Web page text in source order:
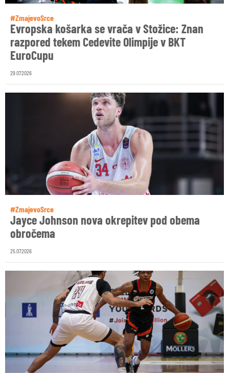
#ZmajevoSrce
Evropska košarka se vrača v Stožice: Znan
razpored tekem Cedevite Olimpije v BKT
EuroCupu
29.07.2026
#ZmajevoSrce
Jayce Johnson nova okrepitev pod obema
obročema
25.07.2026